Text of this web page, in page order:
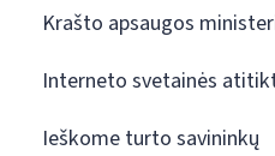
Krašto apsaugos
Interneto svetainės
Ieškome turto savininkų